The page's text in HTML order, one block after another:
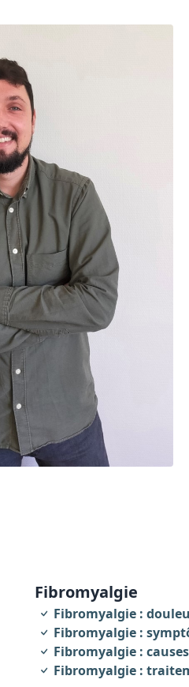
fibromyalgie
Fibromyalgie :
invalidante
Fibromyalgie :
Fibromyalgie :
Fibromyalgie :